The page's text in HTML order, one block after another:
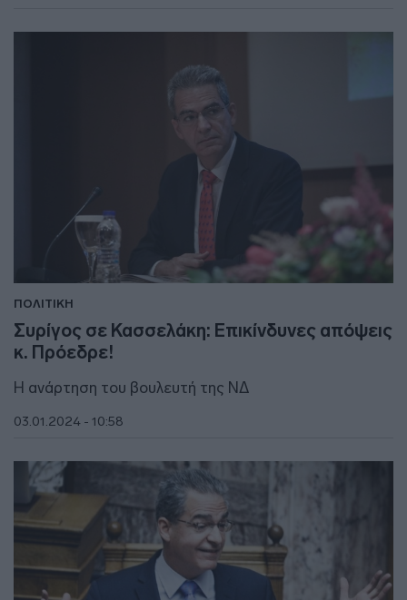
ΠΟΛΙΤΙΚΗ
Συρίγος σε Κασσελάκη: Επικίνδυνες απόψεις
κ. Πρόεδρε!
Η ανάρτηση του βουλευτή της ΝΔ
03.01.2024 - 10:58